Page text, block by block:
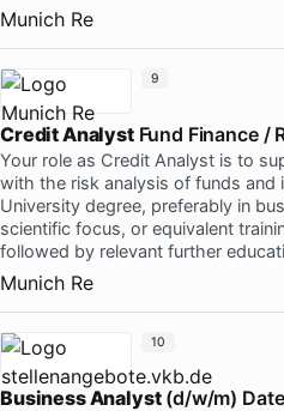
Munich Re
Credit AnalystFund Finance /
Your role as Credit Analyst is to
with the risk analysis of funds
University degree, preferably in
scientific focus, or equivalent
followed by relevant further
Munich Re
9
Business Analyst(d/w/m)
10